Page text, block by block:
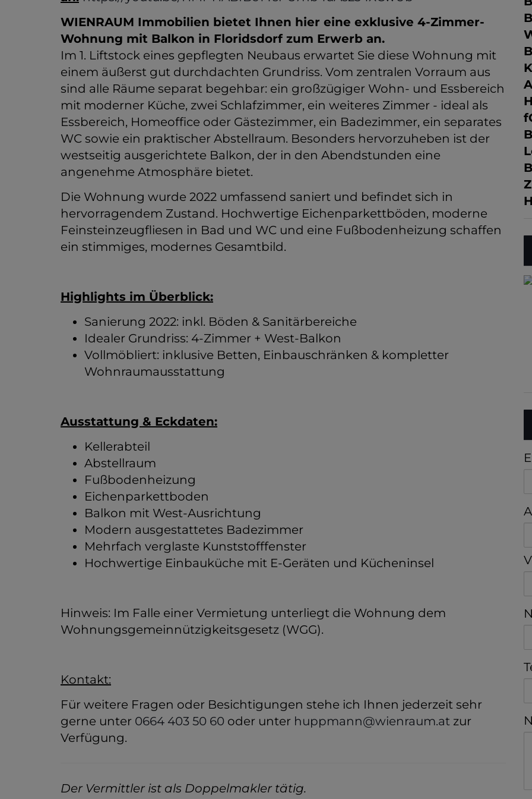
WIENRAUM Immobilien bietet Ihnen hier eine exklusive 4-Zimmer-
Wohnung mit Balkon in Floridsdorf zum Erwerb an.
Im 1. Liftstock eines gepflegten Neubaus erwartet Sie diese Wohnung mit
einem äußerst gut durchdachten Grundriss. Vom zentralen Vorraum aus
sind alle Räume separat begehbar: ein großzügiger Wohn- und Essbereich
mit moderner Küche, zwei Schlafzimmer, ein weiteres Zimmer - ideal als
Essbereich, Homeoffice oder Gästezimmer, ein Badezimmer, ein separates
WC sowie ein praktischer Abstellraum. Besonders hervorzuheben ist der
westseitig ausgerichtete Balkon, der in den Abendstunden eine
angenehme Atmosphäre bietet.
Die Wohnung wurde 2022 umfassend saniert und befindet sich in
hervorragendem Zustand. Hochwertige Eichenparkettböden, moderne
Feinsteinzeugfliesen in Bad und WC und eine Fußbodenheizung schaffen
ein stimmiges, modernes Gesamtbild.
Highlights im Überblick:
Sanierung 2022: inkl. Böden & Sanitärbereiche
Idealer Grundriss: 4-Zimmer + West-Balkon
Vollmöbliert: inklusive Betten, Einbauschränken & kompletter
Wohnraumausstattung
Ausstattung & Eckdaten:
Kellerabteil
Abstellraum
Fußbodenheizung
Eichenparkettboden
Balkon mit West-Ausrichtung
Modern ausgestattetes Badezimmer
Mehrfach verglaste Kunststofffenster
Hochwertige Einbauküche mit E-Geräten und Kücheninsel
Hinweis: Im Falle einer Vermietung unterliegt die Wohnung dem
Wohnungsgemeinnützigkeitsgesetz (WGG).
Kontakt:
Für weitere Fragen oder Besichtigungen stehe ich Ihnen jederzeit sehr
gerne unter 0664 403 50 60 oder unter huppmann@wienraum.at zur
Verfügung.
Der Vermittler ist als Doppelmakler tätig.